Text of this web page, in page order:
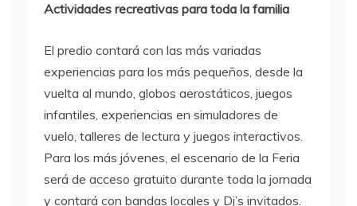
Actividades recreativas para toda la familia
El predio contará con las más variadas
experiencias para los más pequeños, desde la
vuelta al mundo, globos aerostáticos, juegos
infantiles, experiencias en simuladores de
vuelo, talleres de lectura y juegos interactivos.
Para los más jóvenes, el escenario de la Feria
será de acceso gratuito durante toda la jornada
y contará con bandas locales y Dj’s invitados.